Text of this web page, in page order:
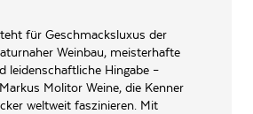
Weingut Markus Molitor,
Haus Klosterberg 54470
Bernkastel-Wehlen
für Geschmacksluxus der
Weinbau, meisterhafte
leidenschaftliche Hingabe –
Molitor Weine, die Kenner
weltweit faszinieren. Mit